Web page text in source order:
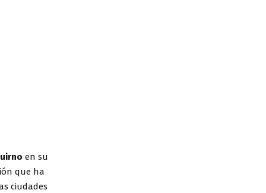
en su
que ha
ciudades